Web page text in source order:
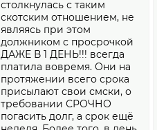
столкнулась с таким
скотским отношением, не
являясь при этом
должником с просрочкой
ДАЖЕ В 1 ДЕНЬ!!! всегда
платила вовремя. Они на
протяжении всего срока
присылают свои смски, о
требовании СРОЧНО
погасить долг, а срок ещё